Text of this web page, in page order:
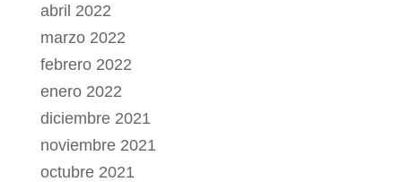
abril 2022
marzo 2022
febrero 2022
enero 2022
diciembre 2021
noviembre 2021
octubre 2021